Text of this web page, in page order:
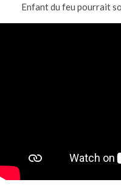
Enfant du feu pourrait